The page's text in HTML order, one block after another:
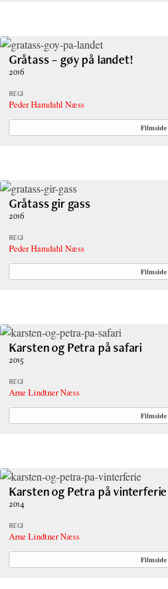
Gråtass – gøy på landet!
2016
REGI
Peder Hamdahl Næss
Filmside
Gråtass gir gass
2016
REGI
Peder Hamdahl Næss
Filmside
Karsten og Petra på safari
2015
REGI
Arne Lindtner Næss
Filmside
Karsten og Petra på vinterferie
2014
REGI
Arne Lindtner Næss
Filmside